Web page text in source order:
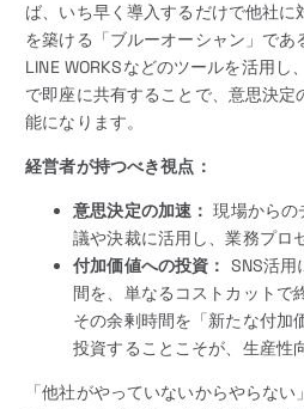
ば、いち早く導入するだけで他社に
を築ける「ブルーオーシャン」であ
LINE WORKSなどのツールを活用し
で即座に共有することで、意思決
能になります。
経営者が持つべき視点：
意思決定の加速： 現場からの
議や決裁に活用し、業務プロ
付加価値への投資： SNS活用
間を、単なるコストカットで
その余剰時間を「新たな付加
投資することこそが、生産性
「他社がやっていないからやらな